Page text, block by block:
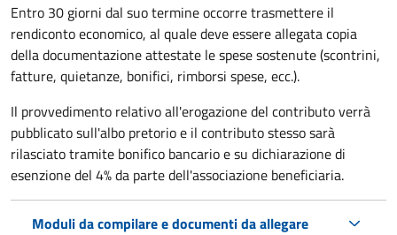
Entro 30 giorni dal suo termine occorre trasmettere il
rendiconto economico, al quale deve essere allegata copia
della documentazione attestate le spese sostenute (scontrini,
fatture, quietanze, bonifici, rimborsi spese, ecc.).
Il provvedimento relativo all'erogazione del contributo verrà
pubblicatosull'albo pretorio e il contributo stesso sarà
rilasciato tramite bonifico bancario e su dichiarazione di
esenzione del 4% da parte dell'associazione beneficiaria.
Moduli da compilare e documenti da allegare